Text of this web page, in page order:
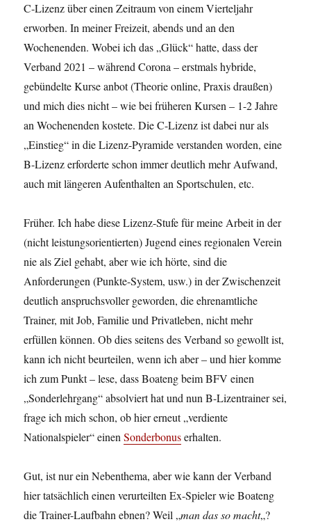
C-Lizenz über einen Zeitraum von einem Vierteljahr
erworben. In meiner Freizeit, abends und an den
Wochenenden. Wobei ich das „Glück“ hatte, dass der
Verband 2021 – während Corona – erstmals hybride,
gebündelte Kurse anbot (Theorie online, Praxis draußen)
und mich dies nicht – wie bei früheren Kursen – 1-2 Jahre
an Wochenenden kostete. Die C-Lizenz ist dabei nur als
„Einstieg“ in die Lizenz-Pyramide verstanden worden, eine
B-Lizenz erforderte schon immer deutlich mehr Aufwand,
auch mit längeren Aufenthalten an Sportschulen, etc.
Früher. Ich habe diese Lizenz-Stufe für meine Arbeit in der
(nicht leistungsorientierten) Jugend eines regionalen Verein
nie als Ziel gehabt, aber wie ich hörte, sind die
Anforderungen (Punkte-System, usw.) in der Zwischenzeit
deutlich anspruchsvoller geworden, die ehrenamtliche
Trainer, mit Job, Familie und Privatleben, nicht mehr
erfüllen können. Ob dies seitens des Verband so gewollt ist,
kann ich nicht beurteilen, wenn ich aber – und hier komme
ich zum Punkt – lese, dass Boateng beim BFV einen
„Sonderlehrgang“ absolviert hat und nun B-Lizentrainer sei,
frage ich mich schon, ob hier erneut „verdiente
Nationalspieler“ einenSonderbonuserhalten.
Gut, ist nur ein Nebenthema, aber wie kann der Verband
hier tatsächlich einen verurteilten Ex-Spieler wie Boateng
die Trainer-Laufbahn ebnen? Weil „man das so macht„?